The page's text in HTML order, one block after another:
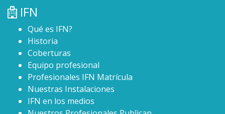
IFN
Qué es IFN?
Historia
Coberturas
Equipo profesional
Profesionales IFN Matrícula
Nuestras Instalaciones
IFN en los medios